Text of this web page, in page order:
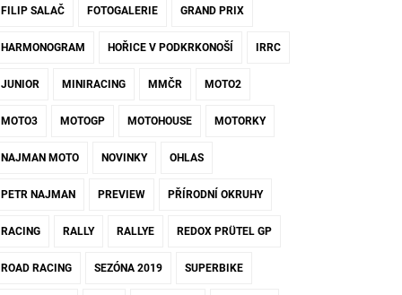
FILIP SALAČ FOTOGALERIE GRAND PRIX
HARMONOGRAM HOŘICE V PODKRKONOŠÍ IRRC
JUNIOR MINIRACING MMČR MOTO2
MOTO3 MOTOGP MOTOHOUSE MOTORKY
NAJMAN MOTO NOVINKY OHLAS
PETR NAJMAN PREVIEW PŘÍRODNÍ OKRUHY
RACING RALLY RALLYE REDOX PRÜTEL GP
ROAD RACING SEZÓNA 2019 SUPERBIKE